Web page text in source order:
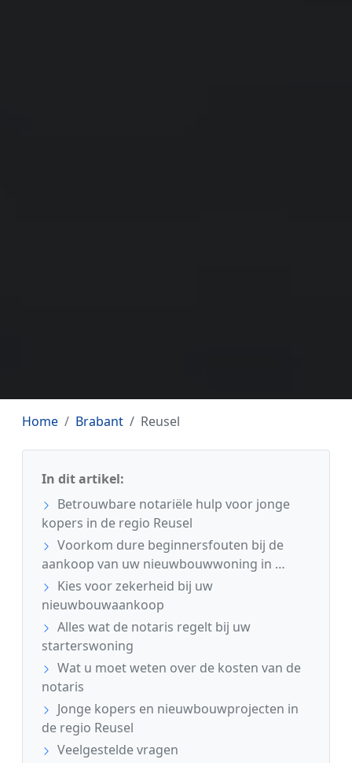
Home Brabant Reusel
In dit artikel:
Betrouwbare notariële hulp voor jonge
kopers in de regio Reusel
Voorkom dure beginnersfouten bij de
aankoop van uw nieuwbouwwoning in …
Kies voor zekerheid bij uw
nieuwbouwaankoop
Alles wat de notaris regelt bij uw
starterswoning
Wat u moet weten over de kosten van de
notaris
Jonge kopers en nieuwbouwprojecten in
de regio Reusel
Veelgestelde vragen